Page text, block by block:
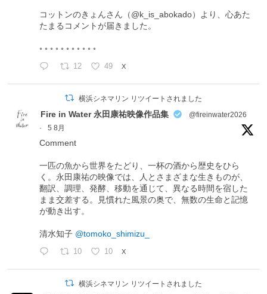
コットンのきょんさん（@k_is_abokado）より、心あた
たまるコメントが届きました。
◦ ◦ ◦ ◦ ◦ ◦ ◦ ◦ ◦ ◦ ◦
12 49 X
横浜シネマリン リツイートされました
Fire in Water 永田康祐映像作品集
@fireinwater2026
·
5 8月
Comment
一匹の魚から世界をたどり、一杯の酒から歴史をひら
く。永田康祐の映像では、人とさまざまな生きものが、
翻訳、調理、発酵、移動を通じて、異なる時間を宿した
まま交差する。見慣れた風景の奥で、無数の生命と記憶
が動き出す。
清水知子 @tomoko_shimizu_
10 10 X
横浜シネマリン リツイートされました